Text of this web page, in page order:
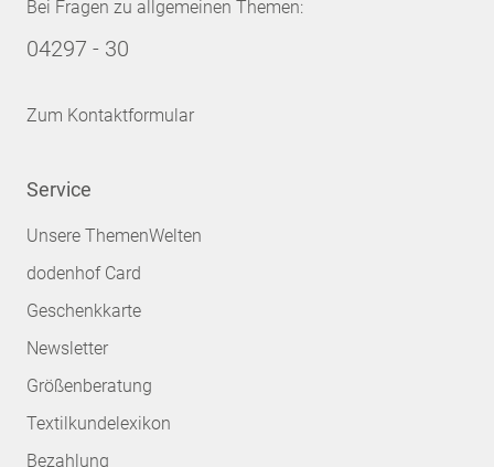
Bei Fragen zu allgemeinen Themen:
04297 - 30
Zum Kontaktformular
Service
Unsere ThemenWelten
dodenhof Card
Geschenkkarte
Newsletter
Größenberatung
Textilkundelexikon
Bezahlung